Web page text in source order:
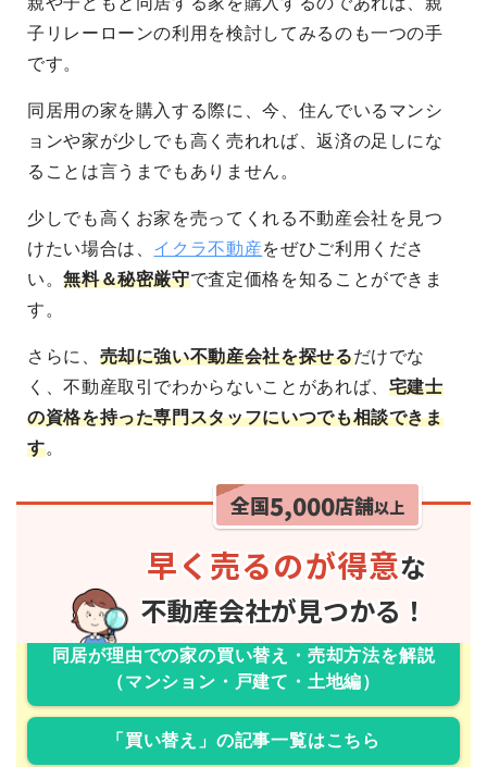
子リレーローンの利用を検討してみるのも一つの手
です。
同居用の家を購入する際に、今、住んでいるマンシ
ョンや家が少しでも高く売れれば、返済の足しにな
ることは言うまでもありません。
少しでも高くお家を売ってくれる不動産会社を見つ
けたい場合は、 イクラ不動産をぜひご利用くださ
い。無料＆秘密厳守で査定価格を知ることができま
す。
さらに、 売却に強い不動産会社を探せるだけでな
く、不動産取引でわからないことがあれば、 宅建士
の資格を持った専門スタッフにいつでも相談できま
す。
同居が理由での家の買い替え・売却方法を解説
（マンション・戸建て・土地編）
「買い替え」の記事一覧はこちら